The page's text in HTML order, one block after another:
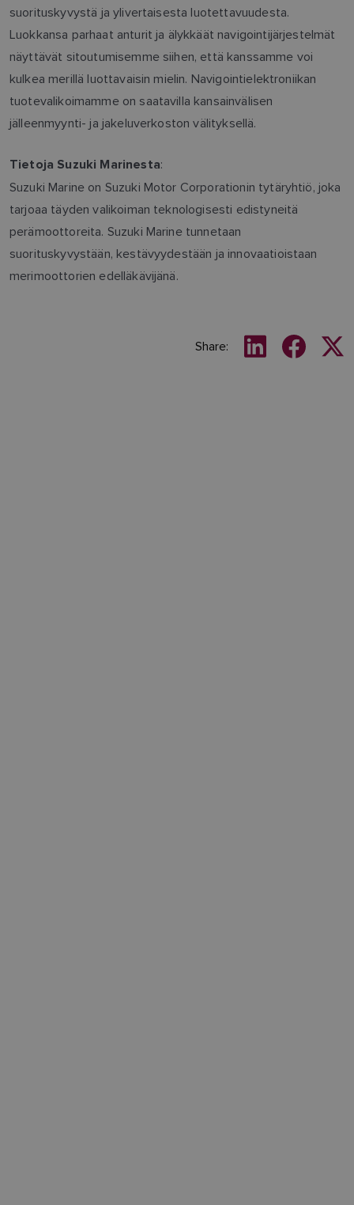
suorituskyvystä ja ylivertaisesta luotettavuudesta.
Luokkansa parhaat anturit ja älykkäät navigointijärjestelmät
näyttävät sitoutumisemme siihen, että kanssamme voi
kulkea merillä luottavaisin mielin. Navigointielektroniikan
tuotevalikoimamme on saatavilla kansainvälisen
jälleenmyynti- ja jakeluverkoston välityksellä.
Tietoja Suzuki Marinesta:
Suzuki Marine on Suzuki Motor Corporationin tytäryhtiö, joka
tarjoaa täyden valikoiman teknologisesti edistyneitä
perämoottoreita. Suzuki Marine tunnetaan
suorituskyvystään, kestävyydestään ja innovaatioistaan
merimoottorien edelläkävijänä.
Share: